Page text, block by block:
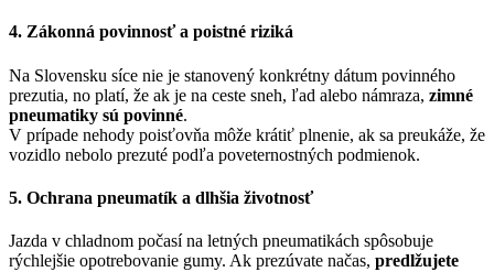
4. Zákonná povinnosť a poistné riziká
Na Slovensku síce nie je stanovený konkrétny dátum povinného
prezutia, no platí, že ak je na ceste sneh, ľad alebo námraza, zimné
pneumatiky sú povinné.
V prípade nehody poisťovňa môže krátiť plnenie, ak sa preukáže, že
vozidlo nebolo prezuté podľa poveternostných podmienok.
5. Ochrana pneumatík a dlhšia životnosť
Jazda v chladnom počasí na letných pneumatikách spôsobuje
rýchlejšie opotrebovanie gumy. Ak prezúvate načas, predlžujete